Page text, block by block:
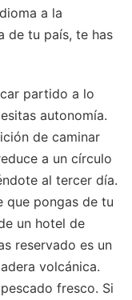
a la
de tu país, te has
partido a lo
autonomía.
de caminar
a un círculo
al tercer día.
que pongas de tu
un hotel de
reservado es un
volcánica.
fresco. Si